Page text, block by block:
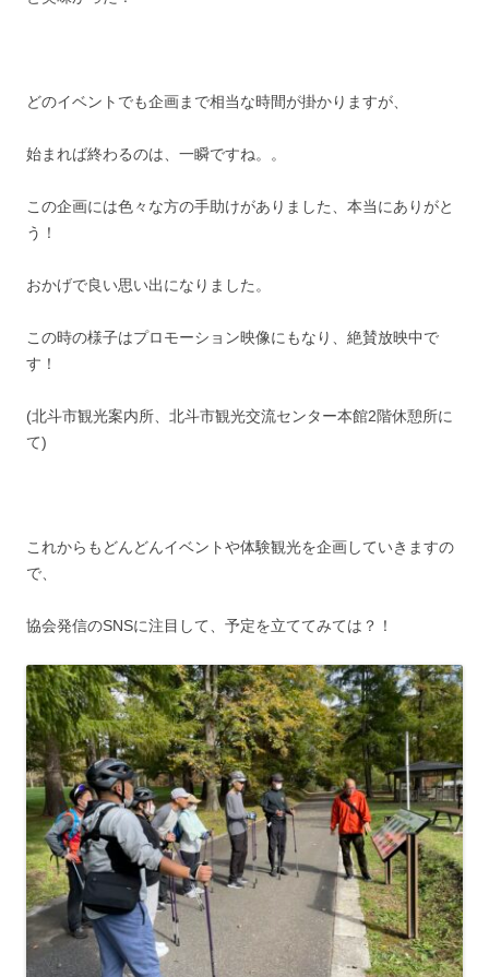
どのイベントでも企画まで相当な時間が掛かりますが、
始まれば終わるのは、一瞬ですね。。
この企画には色々な方の手助けがありました、本当にありがと
う！
おかげで良い思い出になりました。
この時の様子はプロモーション映像にもなり、絶賛放映中で
す！
(北斗市観光案内所、北斗市観光交流センター本館2階休憩所に
て)
これからもどんどんイベントや体験観光を企画していきますの
で、
協会発信のSNSに注目して、予定を立ててみては？！